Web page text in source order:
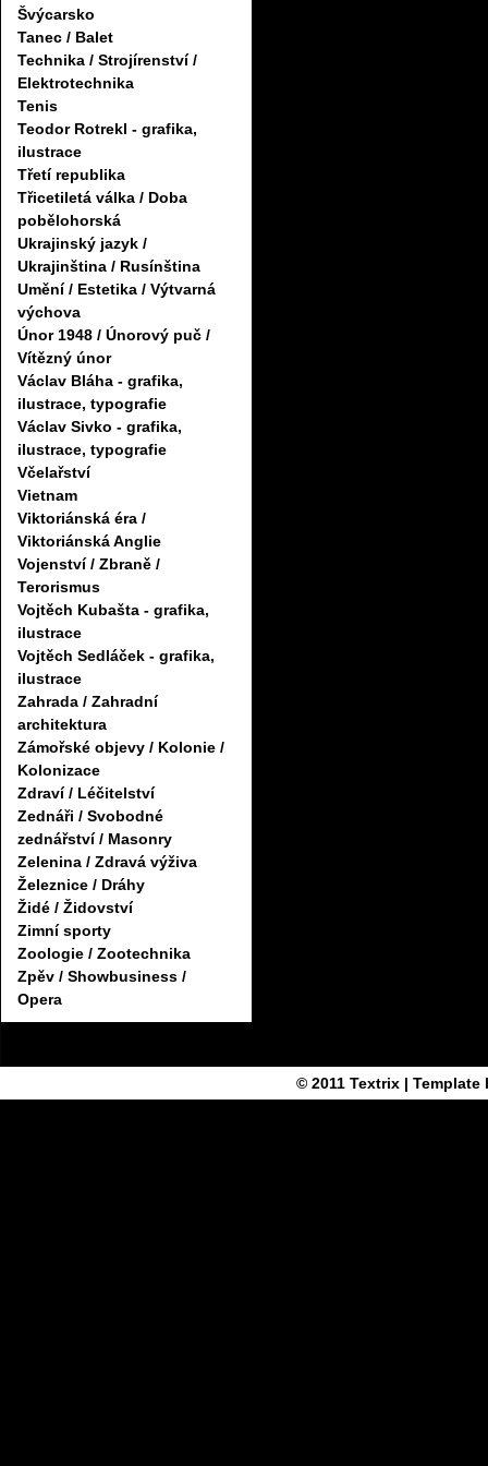
Švýcarsko
Tanec / Balet
Technika / Strojírenství /
Elektrotechnika
Tenis
Teodor Rotrekl - grafika,
ilustrace
Třetí republika
Třicetiletá válka / Doba
pobělohorská
Ukrajinský jazyk /
Ukrajinština / Rusínština
Umění / Estetika / Výtvarná
výchova
Únor 1948 / Únorový puč /
Vítězný únor
Václav Bláha - grafika,
ilustrace, typografie
Václav Sivko - grafika,
ilustrace, typografie
Včelařství
Vietnam
Viktoriánská éra /
Viktoriánská Anglie
Vojenství / Zbraně /
Terorismus
Vojtěch Kubašta - grafika,
ilustrace
Vojtěch Sedláček - grafika,
ilustrace
Zahrada / Zahradní
architektura
Zámořské objevy / Kolonie /
Kolonizace
Zdraví / Léčitelství
Zednáři / Svobodné
zednářství / Masonry
Zelenina / Zdravá výživa
Železnice / Dráhy
Židé / Židovství
Zimní sporty
Zoologie / Zootechnika
Zpěv / Showbusiness /
Opera
© 2011 Textrix| Template